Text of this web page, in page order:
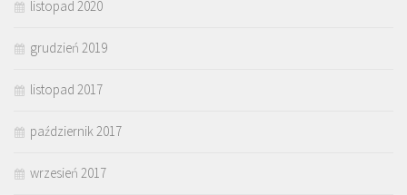
listopad 2020
grudzień 2019
listopad 2017
październik 2017
wrzesień 2017